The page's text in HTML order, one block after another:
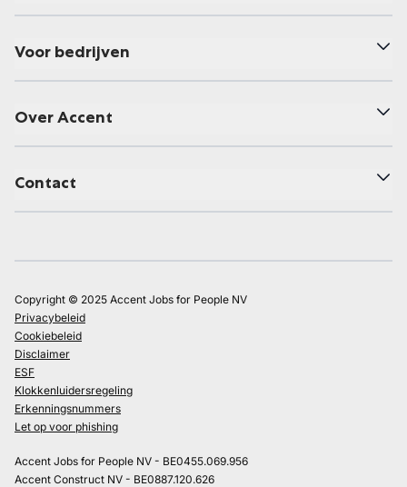
Voor bedrijven
Over Accent
Contact
Copyright © 2025 Accent Jobs for People NV
Privacybeleid
Cookiebeleid
Disclaimer
ESF
Klokkenluidersregeling
Erkenningsnummers
Let op voor phishing
Accent Jobs for People NV - BE0455.069.956
Accent Construct NV - BE0887.120.626